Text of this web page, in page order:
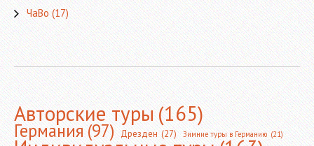
ЧаВо(17)
Авторские туры(165)
Германия(97) Дрезден (27) Зимние туры в Германию (21)